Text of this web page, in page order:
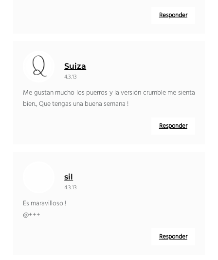
Responder
Suiza
4.3.13
Me gustan mucho los puerros y la versión crumble me sienta
bien., Que tengas una buena semana !
Responder
sil
4.3.13
Es maravilloso !
@+++
Responder